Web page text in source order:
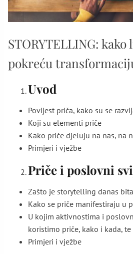
STORYTELLING:
pokreću
Uvod
Povijest priča, kako su se
Koji su elementi priče
Kako priče djeluju na nas, na
Primjeri i vježbe
Priče i poslovni
Zašto je storytelling danas
Kako se priče manifestiraju u
U kojim aktivnostima i
koristimo priče, kako i kada,
Primjeri i vježbe